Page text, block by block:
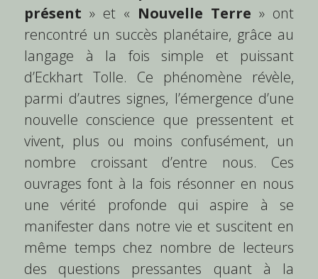
présent » et « Nouvelle Terre » ont
rencontré un succès planétaire, grâce au
langage à la fois simple et puissant
d’Eckhart Tolle. Ce phénomène révèle,
parmi d’autres signes, l’émergence d’une
nouvelle conscience que pressentent et
vivent, plus ou moins confusément, un
nombre croissant d’entre nous. Ces
ouvrages font à la fois résonner en nous
une vérité profonde qui aspire à se
manifester dans notre vie et suscitent en
même temps chez nombre de lecteurs
des questions pressantes quant à la